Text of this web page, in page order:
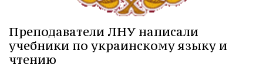
Преподаватели ЛНУ написали
учебники по украинскому языку и
чтению